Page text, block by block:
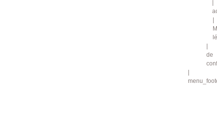
de